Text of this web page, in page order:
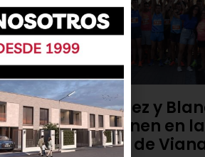
Diego Díez y
se imponen en
Popular de